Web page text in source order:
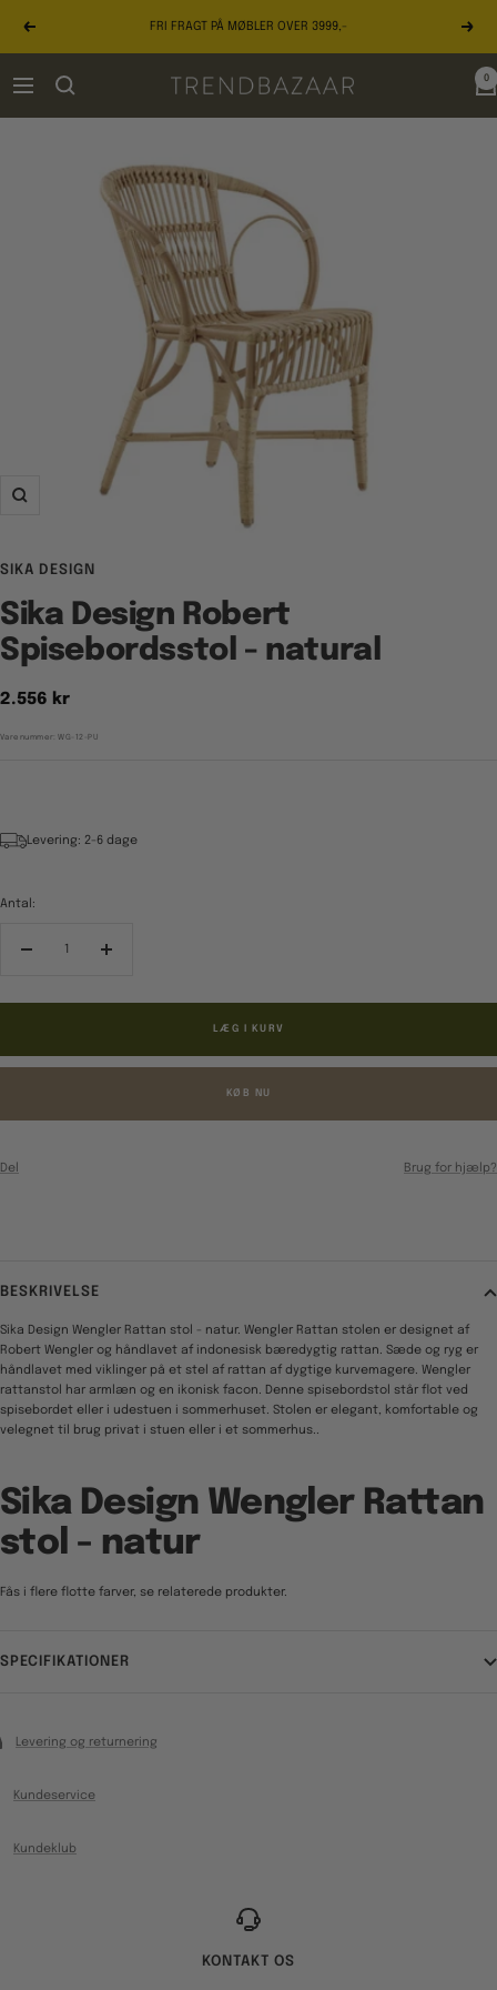
Forrige FRI FRAGT PÅ MØBLER OVER 3999,-
Navigation TRENDBAZAAR
0
Zoom
SIKA DESIGN
Sika Design Robert
Spisebordsstol - natural
Tilbudspris
2.556 kr
Varenummer:WG-12-PU
Levering: 2-6 dage
Antal:
Forøg
LÆG I KURV
KØB NU
Del Brug for hjælp?
BESKRIVELSE
Sika Design Wengler Rattan stol - natur. Wengler Rattan stolen er designet af
Robert Wengler og håndlavet af indonesisk bæredygtig rattan. Sæde og ryg er
håndlavet med viklinger på et stel af rattan af dygtige kurvemagere. Wengler
rattanstol har armlæn og en ikonisk facon. Denne spisebordstol står flot ved
spisebordet eller i udestuen i sommerhuset. Stolen er elegant, komfortable og
velegnet til brug privat i stuen eller i et sommerhus..
Sika Design Wengler Rattan
stol - natur
Fås i flere flotte farver, se relaterede produkter.
SPECIFIKATIONER
Levering og returnering
Kundeservice
Kundeklub
KONTAKT OS